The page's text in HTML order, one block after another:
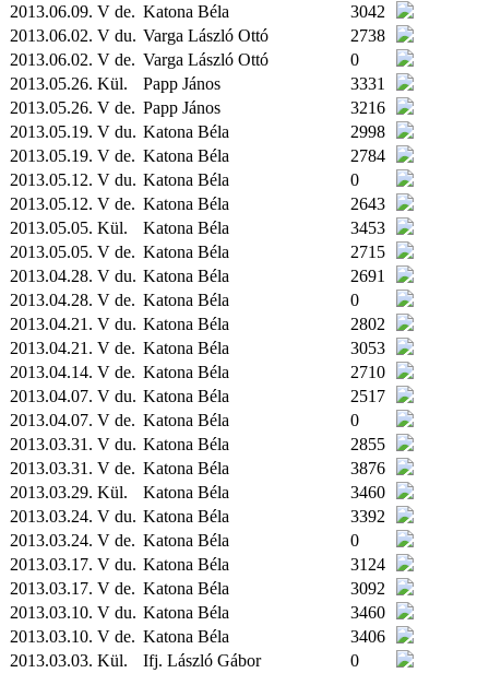
2013.06.09. V de. Katona Béla
3042
2013.06.02. V du. Varga László Ottó
2738
2013.06.02. V de. Varga László Ottó
0
2013.05.26. Kül. Papp János
3331
2013.05.26. V de. Papp János
3216
2013.05.19. V du. Katona Béla
2998
2013.05.19. V de. Katona Béla
2784
2013.05.12. V du. Katona Béla
0
2013.05.12. V de. Katona Béla
2643
2013.05.05. Kül. Katona Béla
3453
2013.05.05. V de. Katona Béla
2715
2013.04.28. V du. Katona Béla
2691
2013.04.28. V de. Katona Béla
0
2013.04.21. V du. Katona Béla
2802
2013.04.21. V de. Katona Béla
3053
2013.04.14. V de. Katona Béla
2710
2013.04.07. V du. Katona Béla
2517
2013.04.07. V de. Katona Béla
0
2013.03.31. V du. Katona Béla
2855
2013.03.31. V de. Katona Béla
3876
2013.03.29. Kül. Katona Béla
3460
2013.03.24. V du. Katona Béla
3392
2013.03.24. V de. Katona Béla
0
2013.03.17. V du. Katona Béla
3124
2013.03.17. V de. Katona Béla
3092
2013.03.10. V du. Katona Béla
3460
2013.03.10. V de. Katona Béla
3406
2013.03.03. Kül. Ifj. László Gábor
0